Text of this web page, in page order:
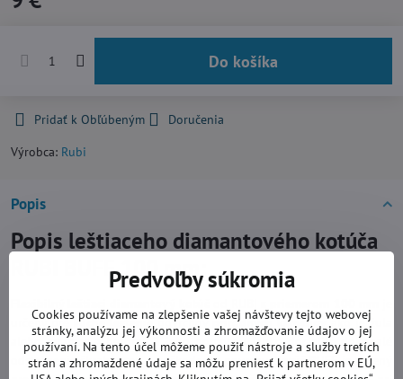
Do košíka
Pridať k Obľúbeným
Doručenia
Výrobca: Rubi
Popis
Popis leštiaceho diamantového kotúča
RUBI BUFF 100 mm:
určený presuché lešteniepovrchov prírodných kameňov ako je žula
alebo mramor a betónu. S jeho pomocou ľahko docielite dokonalé
odstránenie škrabancov a poškodenia povrchu. Kotúč BUFFje určený
Predvoľby súkromia
Cookies používame na zlepšenie vašej návštevy tejto webovej
stránky, analýzu jej výkonnosti a zhromažďovanie údajov o jej
používaní. Na tento účel môžeme použiť nástroje a služby tretích
strán a zhromaždené údaje sa môžu preniesť k partnerom v EÚ,